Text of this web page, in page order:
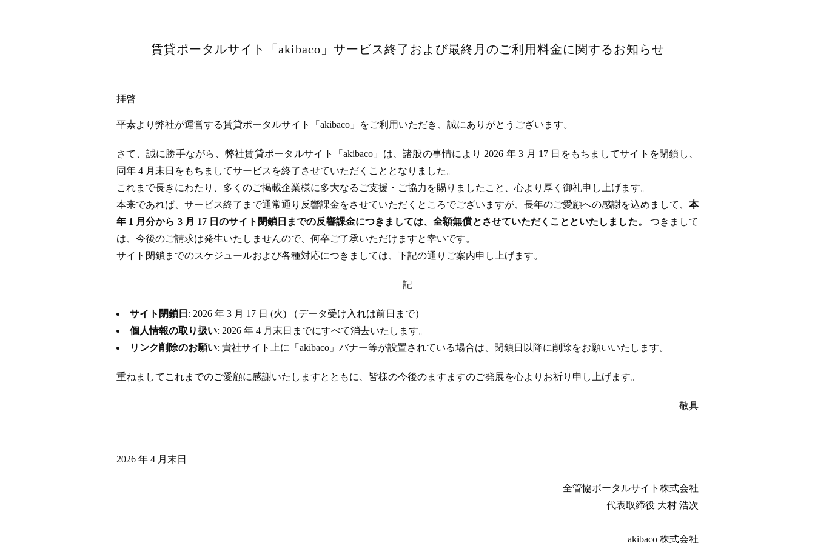
賃貸ポータルサイト「akibaco」サービス終了および最終月のご利用料金に関するお知らせ
拝啓
平素より弊社が運営する賃貸ポータルサイト「akibaco」をご利用いただき、誠にありがとうございます。
さて、誠に勝手ながら、弊社賃貸ポータルサイト「akibaco」は、諸般の事情により 2026 年 3 月 17 日をもちましてサイトを閉鎖し、
同年 4 月末日をもちましてサービスを終了させていただくこととなりました。
これまで長きにわたり、多くのご掲載企業様に多大なるご支援・ご協力を賜りましたこと、心より厚く御礼申し上げます。
本来であれば、サービス終了まで通常通り反響課金をさせていただくところでございますが、長年のご愛顧への感謝を込めまして、 本
年 1 月分から 3 月 17 日のサイト閉鎖日までの反響課金につきましては、全額無償とさせていただくことといたしました。 つきまして
は、今後のご請求は発生いたしませんので、何卒ご了承いただけますと幸いです。
サイト閉鎖までのスケジュールおよび各種対応につきましては、下記の通りご案内申し上げます。
記
サイト閉鎖日 : 2026 年 3 月 17 日 (火) （データ受け入れは前日まで）
個人情報の取り扱い: 2026 年 4 月末日までにすべて消去いたします。
リンク削除のお願い: 貴社サイト上に「akibaco」バナー等が設置されている場合は、閉鎖日以降に削除をお願いいたします。
重ねましてこれまでのご愛顧に感謝いたしますとともに、皆様の今後のますますのご発展を心よりお祈り申し上げます。
敬具
2026 年 4 月末日
全管協ポータルサイト株式会社
代表取締役 大村 浩次
akibaco 株式会社